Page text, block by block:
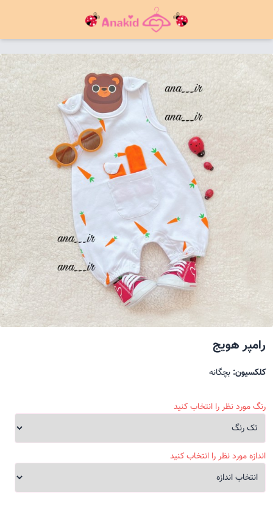
رامپر هویج
کلکسیون: بچگانه
رنگ مورد نظر را انتخاب کنید
اندازه مورد نظر را انتخاب کنید